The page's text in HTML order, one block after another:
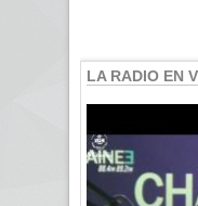
LA RADIO EN